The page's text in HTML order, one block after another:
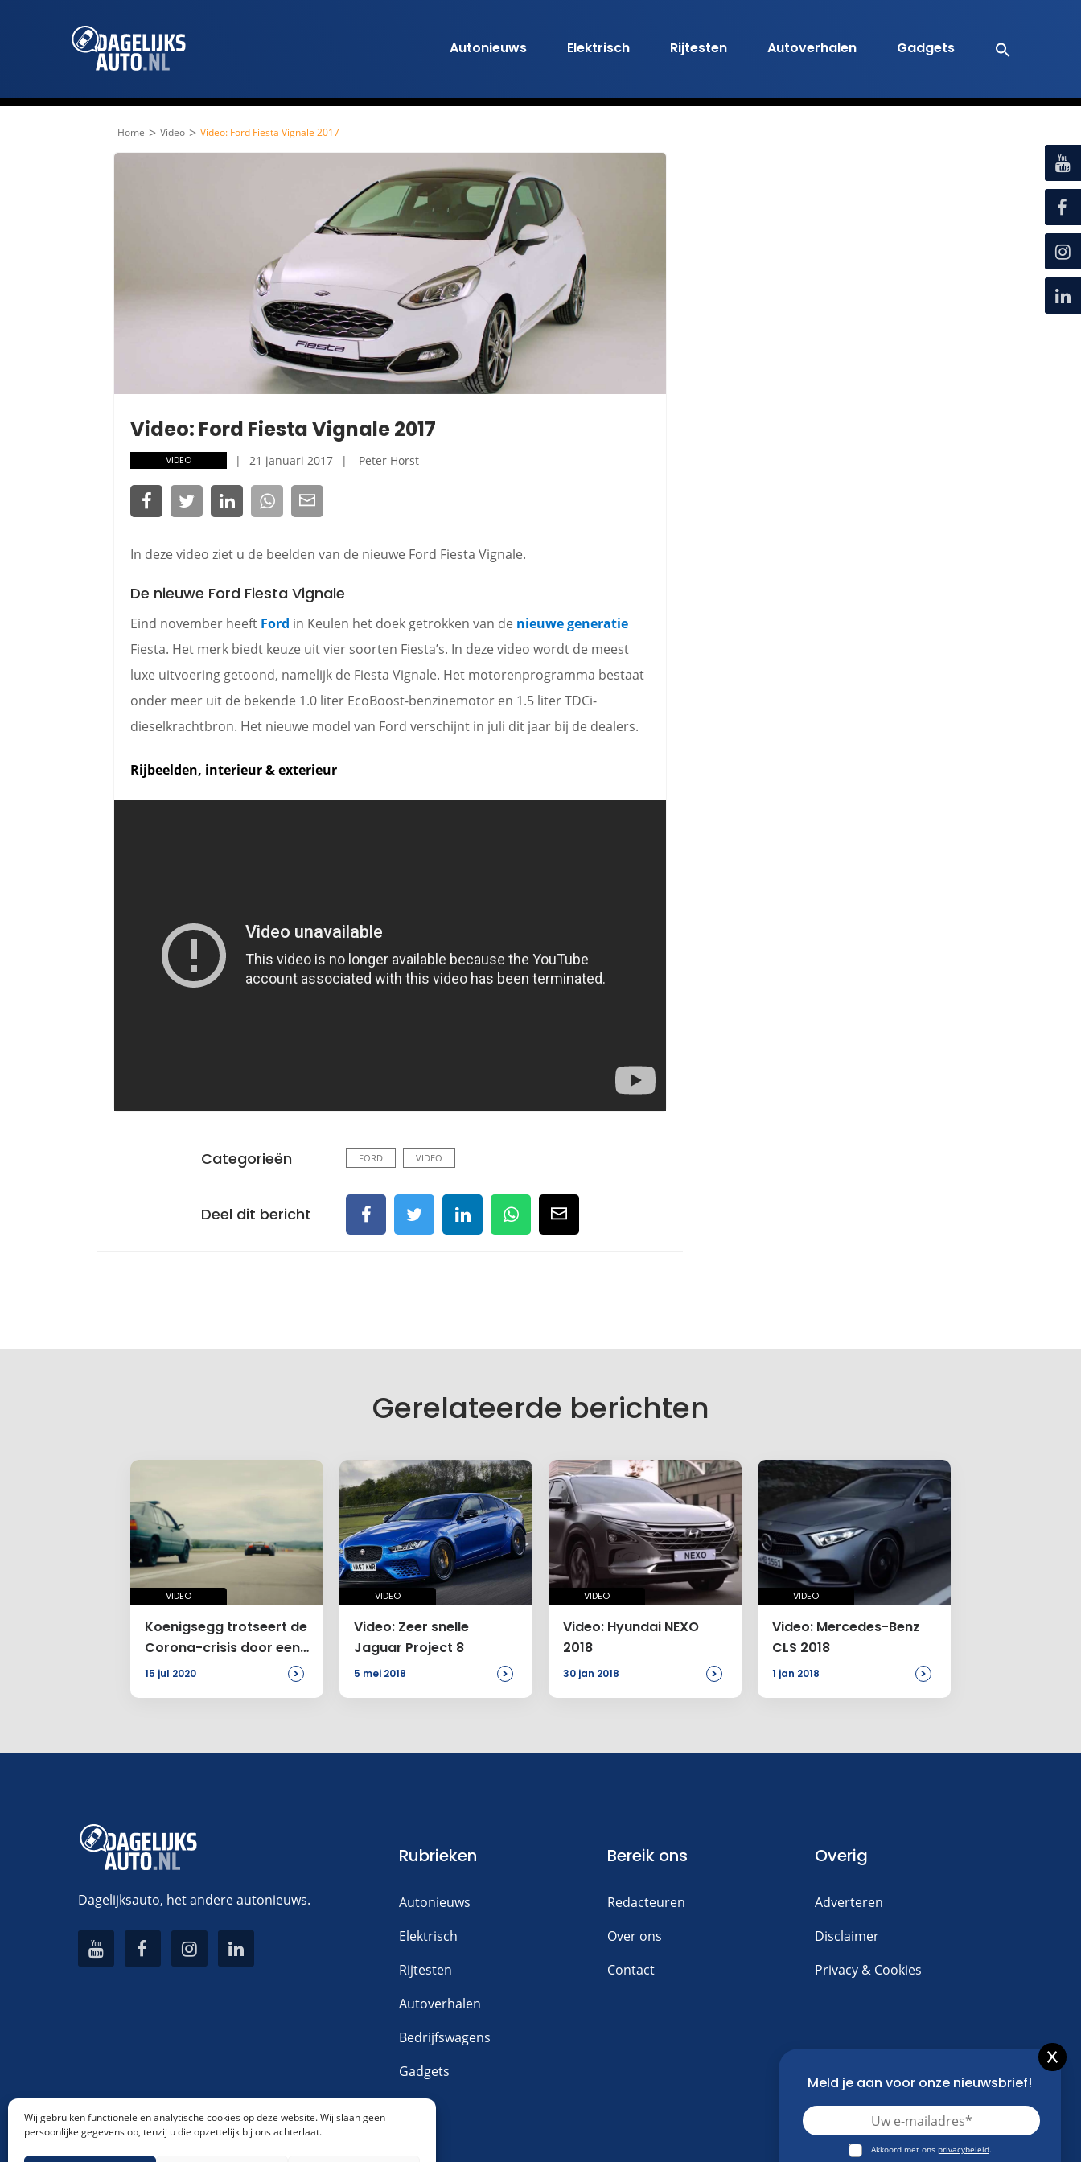
Wij gebruiken functionele en analytische cookies op deze website. Wij slaan geen
persoonlijke gegevens op, tenzij u die opzettelijk bij ons achterlaat.
Autonieuws Elektrisch Rijtesten Autoverhalen Gadgets
Home > Video > Video: Ford Fiesta Vignale 2017
Video: Ford Fiesta Vignale 2017
VIDEO 21 januari 2017 Peter Horst
In deze video ziet u de beelden van de nieuwe Ford Fiesta Vignale.
De nieuwe Ford Fiesta Vignale
Eind november heeft Ford in Keulen het doek getrokken van de nieuwe generatie
Fiesta. Het merk biedt keuze uit vier soorten Fiesta’s. In deze video wordt de meest
luxe uitvoering getoond, namelijk de Fiesta Vignale. Het motorenprogramma bestaat
onder meer uit de bekende 1.0 liter EcoBoost-benzinemotor en 1.5 liter TDCi-
dieselkrachtbron. Het nieuwe model van Ford verschijnt in juli dit jaar bij de dealers.
Rijbeelden, interieur & exterieur
Categorieën FORD VIDEO
Deel dit bericht
Gerelateerde berichten
VIDEO
Koenigsegg trotseert de
Corona-crisis door een
actiefilm te maken
15 jul 2020 >
VIDEO
Video: Zeer snelle
Jaguar Project 8
5 mei 2018 >
VIDEO
Video: Hyundai NEXO
2018
30 jan 2018 >
VIDEO
Video: Mercedes-Benz
CLS 2018
1 jan 2018 >
Dagelijksauto, het andere autonieuws.
Rubrieken
Autonieuws
Elektrisch
Rijtesten
Autoverhalen
Bedrijfswagens
Gadgets
Bereik ons
Redacteuren
Over ons
Contact
Overig
Adverteren
Disclaimer
Privacy & Cookies
Meld je aan voor onze nieuwsbrief!
Akkoord met ons privacybeleid.